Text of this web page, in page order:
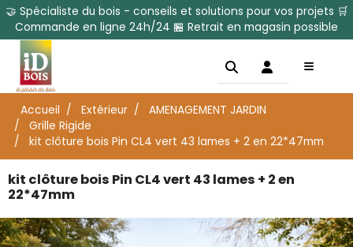
🤝 Spécialiste du bois - conseils et solutions pour vos projets 🛒
Commande en ligne 24h/24 🏪 Retrait en magasin possible
Accueil Extérieur
AMENAGEMENT JARDIN
Grille Rigide
kit clôture bois Pin CL4 vert 43 lames + 2 en 22*47mm
kit clôture bois Pin CL4 vert 43 lames + 2 en
22*47mm